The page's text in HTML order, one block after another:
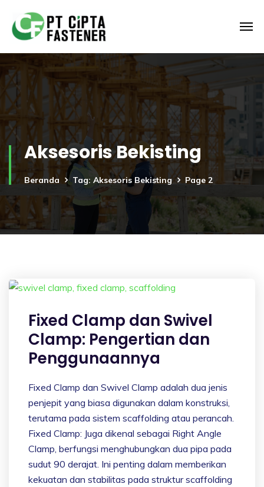
Aksesoris Bekisting
Beranda Tag: Aksesoris Bekisting Page 2
Fixed Clamp dan Swivel
Clamp: Pengertian dan
Penggunaannya
Fixed Clamp dan Swivel Clamp adalah dua jenis
penjepit yang biasa digunakan dalam konstruksi,
terutama pada sistem scaffolding atau perancah.
Fixed Clamp: Juga dikenal sebagai Right Angle
Clamp, berfungsi menghubungkan dua pipa pada
sudut 90 derajat. Ini penting dalam memberikan
kekuatan dan stabilitas pada struktur scaffolding